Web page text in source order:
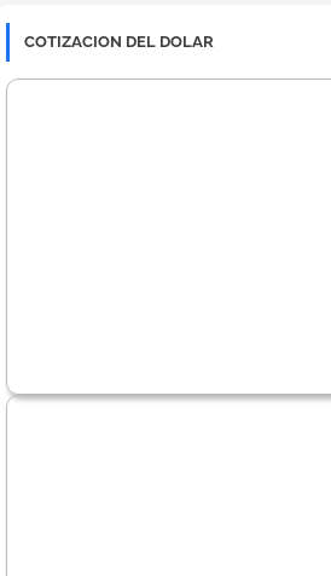
COTIZACION DEL DOLAR